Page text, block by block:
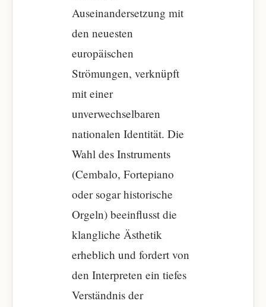
Auseinandersetzung mit
den neuesten
europäischen
Strömungen, verknüpft
mit einer
unverwechselbaren
nationalen Identität. Die
Wahl des Instruments
(Cembalo, Fortepiano
oder sogar historische
Orgeln) beeinflusst die
klangliche Ästhetik
erheblich und fordert von
den Interpreten ein tiefes
Verständnis der